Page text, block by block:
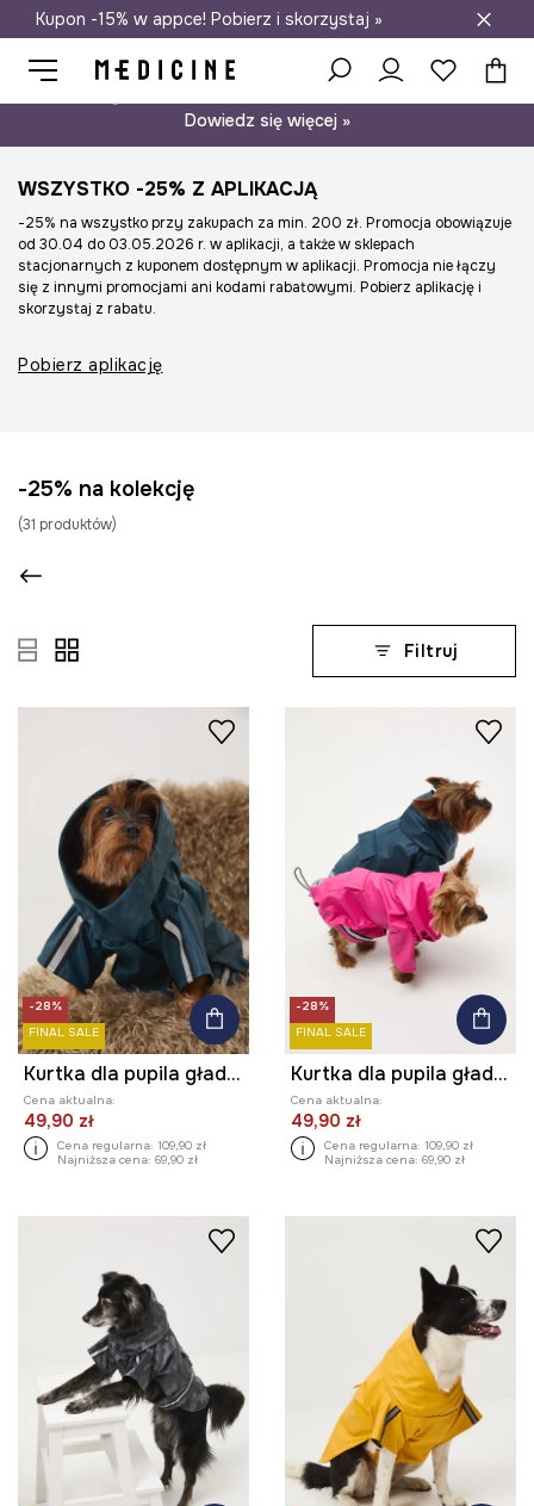
Darmowa dostawa do salonów
Kupon -15% w appce! Pobierz i skorzystaj »
Dowiedz się więcej »
WSZYSTKO -25% Z APLIKACJĄ
-25% na wszystko przy zakupach za min. 200 zł. Promocja obowiązuje
od 30.04 do 03.05.2026 r. w aplikacji, a także w sklepach
stacjonarnych z kuponem dostępnym w aplikacji. Promocja nie łączy
się z innymi promocjami ani kodami rabatowymi. Pobierz aplikację i
skorzystaj z rabatu.
Pobierz aplikację
-25% na kolekcję
(31 produktów)
Filtruj
-28%
FINAL SALE
Kurtka dla pupila gładka
Cena aktualna:
49,90 zł
Cena regularna: 109,90 zł
Najniższa cena: 69,90 zł
-28%
FINAL SALE
Kurtka dla pupila gładka
Cena aktualna:
49,90 zł
Cena regularna: 109,90 zł
Najniższa cena: 69,90 zł